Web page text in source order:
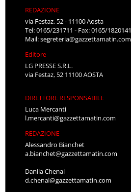
REDAZIONE
via Festaz, 52 - 11100 Aosta
Tel: 0165/231711 - Fax: 0165/1820141
Mail:segreteria@gazzettamatin.com
Editore
LG PRESSE S.R.L.
via Festaz, 52 11100 AOSTA
DIRETTORE RESPONSABILE
Luca Mercanti
l.mercanti@gazzettamatin.com
REDAZIONE
Alessandro Bianchet
a.bianchet@gazzettamatin.com
Danila Chenal
d.chenal@gazzettamatin.com